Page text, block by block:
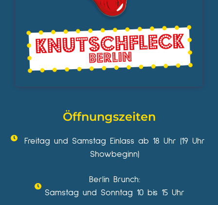
Öffnungszeiten
Freitag und Samstag Einlass ab 18 Uhr (19 Uhr
Showbeginn)
Berlin Brunch:
Samstag und Sonntag 10 bis 15 Uhr